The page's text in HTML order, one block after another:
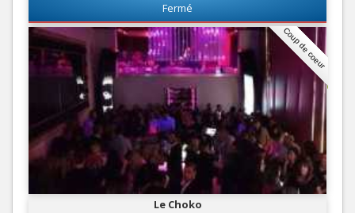
Fermé
Coup de coeur
Le Choko